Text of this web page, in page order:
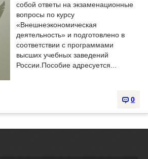
собой ответы на экзаменационные
вопросы по курсу
«Внешнеэкономическая
деятельность» и подготовлено в
соответствии с программами
высших учебных заведений
России.Пособие адресуется...
0